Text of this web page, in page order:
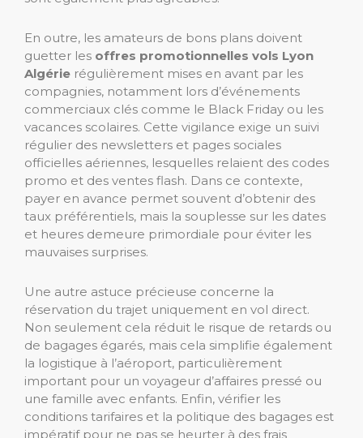
En outre, les amateurs de bons plans doivent
guetter les offres promotionnelles vols Lyon
Algérie régulièrement mises en avant par les
compagnies, notamment lors d’événements
commerciaux clés comme le Black Friday ou les
vacances scolaires. Cette vigilance exige un suivi
régulier des newsletters et pages sociales
officielles aériennes, lesquelles relaient des codes
promo et des ventes flash. Dans ce contexte,
payer en avance permet souvent d’obtenir des
taux préférentiels, mais la souplesse sur les dates
et heures demeure primordiale pour éviter les
mauvaises surprises.
Une autre astuce précieuse concerne la
réservation du trajet uniquement en vol direct.
Non seulement cela réduit le risque de retards ou
de bagages égarés, mais cela simplifie également
la logistique à l’aéroport, particulièrement
important pour un voyageur d’affaires pressé ou
une famille avec enfants. Enfin, vérifier les
conditions tarifaires et la politique des bagages est
impératif pour ne pas se heurter à des frais